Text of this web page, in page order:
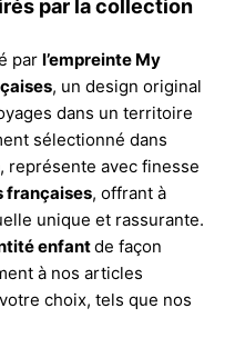
par la collection
par l’empreinte My
, un design original
dans un territoire
sélectionné dans
, représente avec finesse
françaises, offrant à
unique et rassurante.
enfantde façon
à nos articles
choix, tels que nos